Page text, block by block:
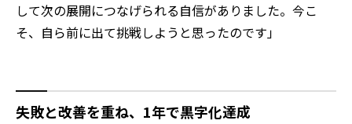
して次の展開につなげられる自信がありました。今こ
そ、自ら前に出て挑戦しようと思ったのです」
失敗と改善を重ね、1年で黒字化達成